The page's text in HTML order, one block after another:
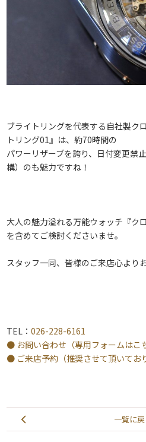
ブライトリングを代表する自社製ク
トリング01』は、約70時間の
パワーリザーブを誇り、日付変更禁
構）のも魅力ですね！
大人の魅力溢れる万能ウォッチ『ク
を含めてご検討くださいませ。
スタッフ一同、皆様のご来店心より
TEL： 026-228-6161
● お問い合わせ（専用フォームはこ
● ご来店予約（推奨させて頂いてお
一覧に戻